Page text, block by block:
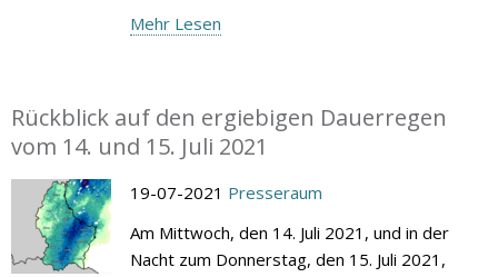
Mehr Lesen
Rückblick auf den ergiebigen Dauerregen
vom 14. und 15. Juli 2021
19-07-2021 Presseraum
Am Mittwoch, den 14. Juli 2021, und in der
Nacht zum Donnerstag, den 15. Juli 2021,